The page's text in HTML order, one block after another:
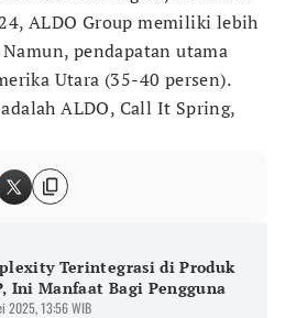
ALDO Group memiliki lebih
pendapatan utama
Utara (35-40 persen).
ALDO, Call It Spring,
Terintegrasi di Produk
Ini Manfaat Bagi Pengguna
2025, 13:56 WIB